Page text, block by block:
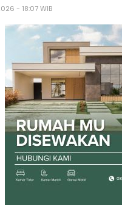
- 18:07 WIB